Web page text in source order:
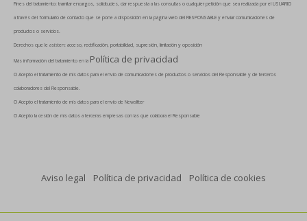
Fines del tratamiento: tramitar encargos, solicitudes, dar respuesta a las consultas o cualquier petición que sea realizada por el USUARIO
a través del formulario de contacto que se pone a disposición en la página web del RESPONSABLE y enviar comunicaciones de
productos o servicios.
Derechos que le asisten: acceso, rectificación, portabilidad, supresión, limitación y oposición
Más información del tratamiento en la Política de privacidad
O Acepto el tratamiento de mis datos para el envío de comunicaciones de productos o servicios del Responsable y de terceros
colaboradores del Responsable.
O Acepto el tratamiento de mis datos para el envío de Newsltter
O Acepto la cesión de mis datos a terceras empresas con las que colabora el Responsable
Aviso legal Política de privacidad Política de cookies